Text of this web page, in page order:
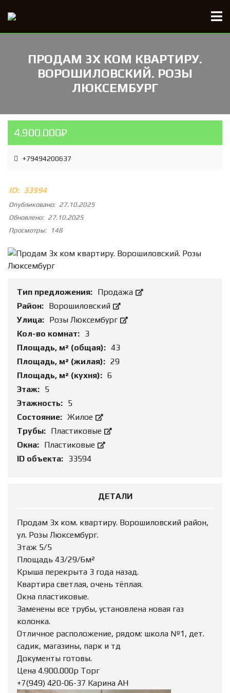
ПРОДАМ 3Х КОМ КВАРТИРУ.
ВОРОШИЛОВСКИЙ. РОЗЫ
ЛЮКСЕМБУРГ
4.900.000₽
+79494200637
ID: 33594
Опубликовано: 27.10.2025
Обновлено: 27.10.2025
Просмотры:
148
Тип предложения: Продажа
Район: Ворошиловский
Улица: Розы Люксембург
Кол-во комнат: 3
Площадь, м² (общая): 43
Площадь, м² (жилая): 29
Площадь, м² (кухня): 6
Этаж: 5
Этажность: 5
Состояние: Жилое
Трубы: Пластиковые
Окна: Пластиковые
ID объекта: 33594
ДЕТАЛИ
Продам 3х ком. квартиру. Ворошиловский район,
ул. Розы Люксембург.
Этаж 5/5
Площадь 43/29/6м²
Крыша перекрыта 3 года назад.
Квартира светлая, очень тёплая.
Окна пластиковые.
Заменены все трубы, установлена новая газ
колонка.
Отличное расположение, рядом: школа №1, дет.
садик, магазины, парк и тд
Документы готовы.
Цена 4.900.000р Торг
+7(949) 420-06-37 Карина АН